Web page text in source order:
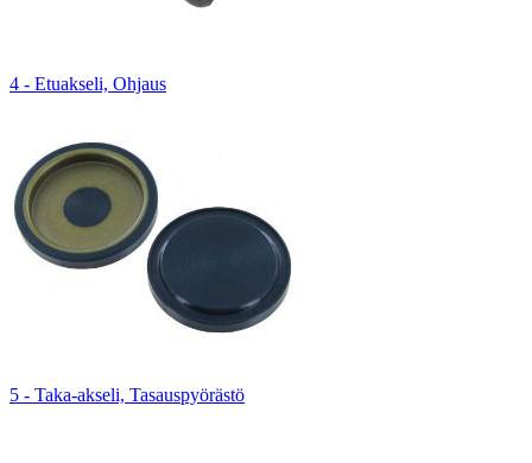
4 - Etuakseli, Ohjaus
5 - Taka-akseli, Tasauspyörästö